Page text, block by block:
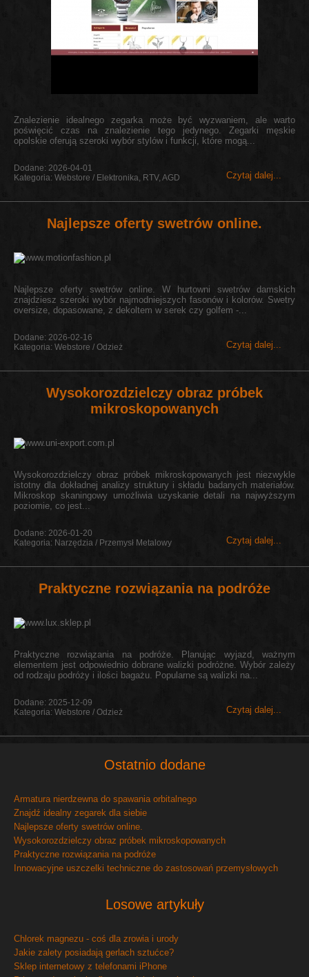
Znalezienie idealnego zegarka może być wyzwaniem, ale warto
poświęcić czas na znalezienie tego jedynego. Zegarki męskie
opolskie oferują szeroki wybór stylów i funkcji, które mogą...
Czytaj dalej...
Dodane: 2026-04-01
Kategoria: Webstore / Elektronika, RTV, AGD
Najlepsze oferty swetrów online.
Najlepsze oferty swetrów online. W hurtowni swetrów damskich
znajdziesz szeroki wybór najmodniejszych fasonów i kolorów. Swetry
oversize, dopasowane, z dekoltem w serek czy golfem -...
Czytaj dalej...
Dodane: 2026-02-16
Kategoria: Webstore / Odzież
Wysokorozdzielczy obraz próbek
mikroskopowanych
Wysokorozdzielczy obraz próbek mikroskopowanych jest niezwykle
istotny dla dokładnej analizy struktury i składu badanych materiałów.
Mikroskop skaningowy umożliwia uzyskanie detali na najwyższym
poziomie, co jest...
Czytaj dalej...
Dodane: 2026-01-20
Kategoria: Narzędzia / Przemysł Metalowy
Praktyczne rozwiązania na podróże
Praktyczne rozwiązania na podróże. Planując wyjazd, ważnym
elementem jest odpowiednio dobrane walizki podróżne. Wybór zależy
od rodzaju podróży i ilości bagażu. Popularne są walizki na...
Czytaj dalej...
Dodane: 2025-12-09
Kategoria: Webstore / Odzież
Ostatnio dodane
Armatura nierdzewna do spawania orbitalnego
Znajdź idealny zegarek dla siebie
Najlepsze oferty swetrów online.
Wysokorozdzielczy obraz próbek mikroskopowanych
Praktyczne rozwiązania na podróże
Innowacyjne uszczelki techniczne do zastosowań przemysłowych
Losowe artykuły
Chlorek magnezu - coś dla zrowia i urody
Jakie zalety posiadają gerlach sztućce?
Sklep internetowy z telefonami iPhone